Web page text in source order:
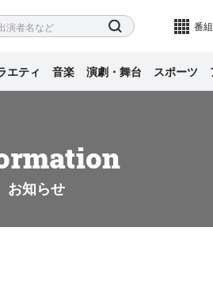
検索 番
エティ 音楽 演劇・舞台 スポーツ
お知らせ